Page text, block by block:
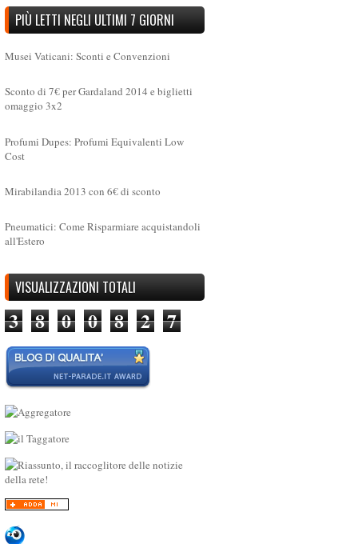
PIÙ LETTI NEGLI ULTIMI 7 GIORNI
Musei Vaticani: Sconti e Convenzioni
Sconto di 7€ per Gardaland 2014 e biglietti
omaggio 3x2
Profumi Dupes: Profumi Equivalenti Low
Cost
Mirabilandia 2013 con 6€ di sconto
Pneumatici: Come Risparmiare acquistandoli
all'Estero
VISUALIZZAZIONI TOTALI
3 8 0 0 8 2 7